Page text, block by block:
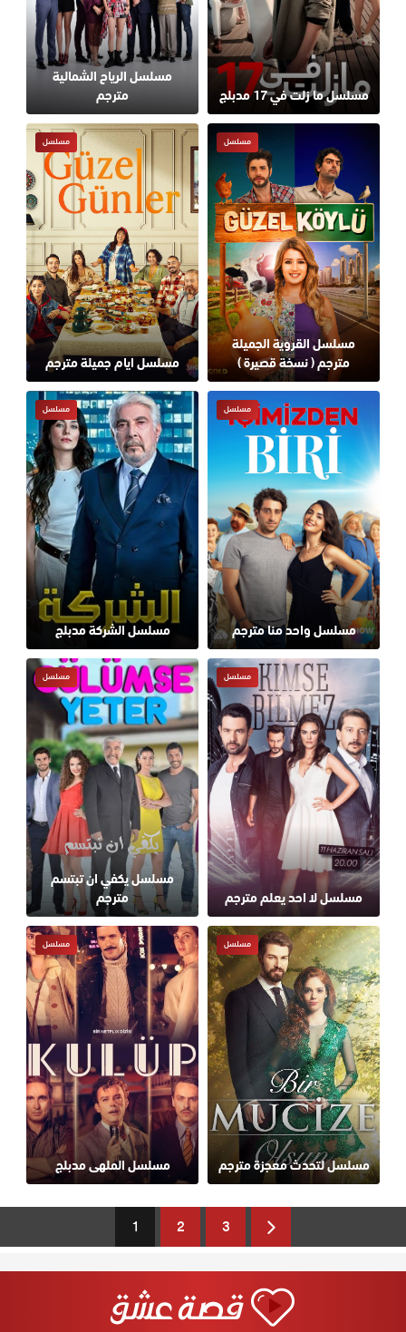
مسلسل ما زلت في 17 مدبلج
مسلسل الرياح الشمالية
مترجم
مسلسل القروية الجميلة
مترجم ( نسخة قصيرة )
مسلسل
مسلسل ايام جميلة مترجم
مسلسل
مسلسل واحد منا مترجم
مسلسل
مسلسل الشركة مدبلج
مسلسل
مسلسل لا احد يعلم مترجم
مسلسل
مسلسل يكفي ان تبتسم
مترجم
مسلسل
مسلسل لتحدث معجزة مترجم
مسلسل
مسلسل الملهى مدبلج
مسلسل
1 2 3
Next